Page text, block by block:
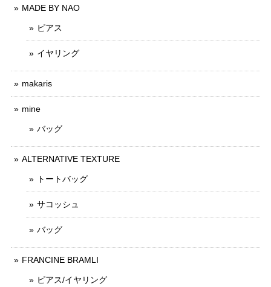
MADE BY NAO
ピアス
イヤリング
makaris
mine
バッグ
ALTERNATIVE TEXTURE
トートバッグ
サコッシュ
バッグ
FRANCINE BRAMLI
ピアス/イヤリング